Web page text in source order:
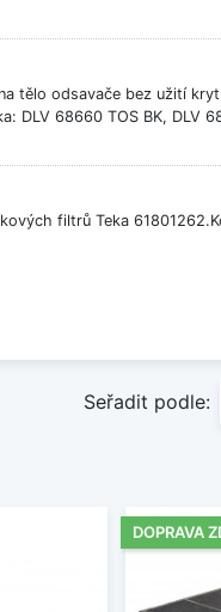
par. Při výběru je
správnou funkci
tělo odsavače bez užití
DLV 68660 TOS BK, DLV
filtrů Teka
Seřadit podle:
DOPRAVA